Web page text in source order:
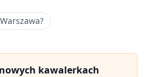
kawalerkach